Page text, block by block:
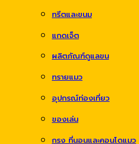
ทรีตและขนม
แกดเจ็ต
ผลิตภัณฑ์ดูแลขน
ทรายแมว
อุปกรณ์ท่องเที่ยว
ของเล่น
กรง ที่นอนและคอนโดแมว